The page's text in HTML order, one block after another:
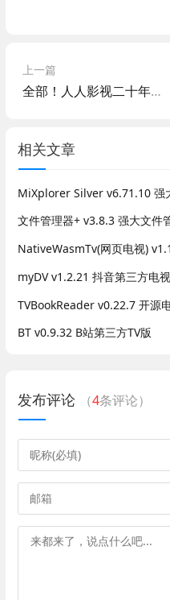
上一篇
全部！人人影视二十年数据开源分享
相关文章
MiXplorer Silver v6.71.10 强
文件管理器+ v3.8.3 强大文件
NativeWasmTv(网页电视)
myDV v1.2.21 抖音第三方电
TVBookReader v0.22.7 开源
BT v0.9.32 B站第三方TV版
发布评论 （4条评论）